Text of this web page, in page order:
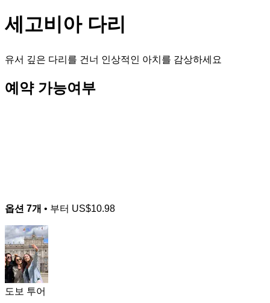
세고비아 다리
유서 깊은 다리를 건너 인상적인 아치를 감상하세요
예약 가능여부
옵션 7개 • 부터 US$10.98
도보 투어